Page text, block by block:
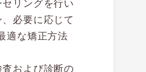
リングを行い
必要に応じて
適な矯正方法
および診断の